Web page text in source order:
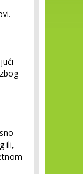
ili,